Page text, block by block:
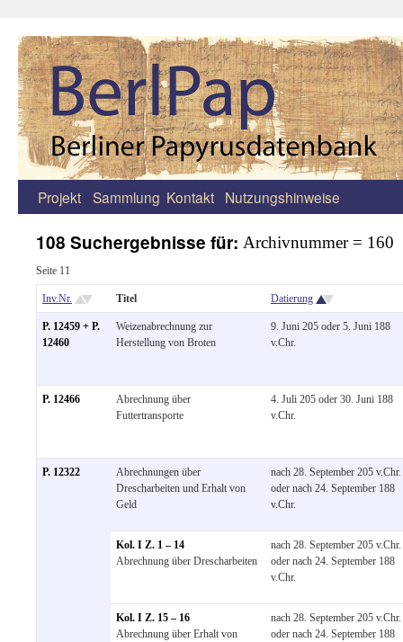
Zum
springen
Projekt Sammlung Kontakt Nutzungshinweise
108 Suchergebnisse für: Archivnummer = 160
Seite 11
Inv.Nr. Titel Datierung
P. 12459 + P.
12460
Weizenabrechnung zur
Herstellung von Broten
9. Juni 205 oder 5. Juni 188
v.Chr.
P. 12466
Abrechnung über
Futtertransporte
4. Juli 205 oder 30. Juni 188
v.Chr.
P. 12322
Abrechnungen über
Drescharbeiten und Erhalt von
Geld
nach 28. September 205 v.Chr.
oder nach 24. September 188
v.Chr.
Kol. I Z. 1 – 14
Abrechnung über Drescharbeiten
nach 28. September 205 v.Chr.
oder nach 24. September 188
v.Chr.
Kol. I Z. 15 – 16
Abrechnung über Erhalt von
nach 28. September 205 v.Chr.
oder nach 24. September 188